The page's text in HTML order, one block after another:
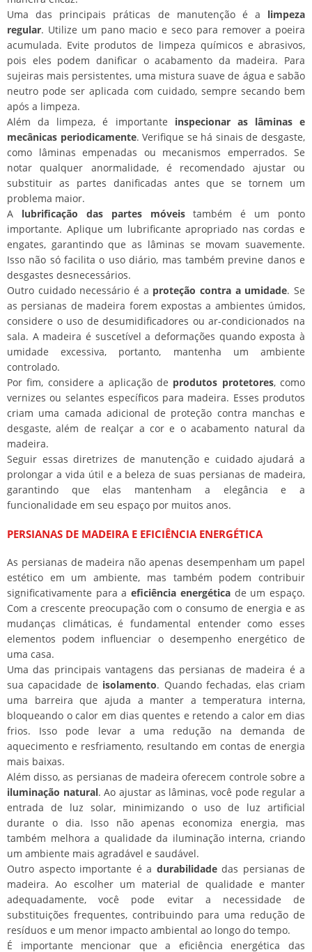
Uma das principais práticas de manutenção é a limpeza
regular. Utilize um pano macio e seco para remover a poeira
acumulada. Evite produtos de limpeza químicos e abrasivos,
pois eles podem danificar o acabamento da madeira. Para
sujeiras mais persistentes, uma mistura suave de água e sabão
neutro pode ser aplicada com cuidado, sempre secando bem
após a limpeza.
Além da limpeza, é importante inspecionar as lâminas e
mecânicas periodicamente. Verifique se há sinais de desgaste,
como lâminas empenadas ou mecanismos emperrados. Se
notar qualquer anormalidade, é recomendado ajustar ou
substituir as partes danificadas antes que se tornem um
problema maior.
A lubrificação das partes móveistambém é um ponto
importante. Aplique um lubrificante apropriado nas cordas e
engates, garantindo que as lâminas se movam suavemente.
Isso não só facilita o uso diário, mas também previne danos e
desgastes desnecessários.
Outro cuidado necessário é a proteção contra a umidade. Se
as persianas de madeira forem expostas a ambientes úmidos,
considere o uso de desumidificadores ou ar-condicionados na
sala. A madeira é suscetível a deformações quando exposta à
umidade excessiva, portanto, mantenha um ambiente
controlado.
Por fim, considere a aplicação de produtos protetores, como
vernizes ou selantes específicos para madeira. Esses produtos
criam uma camada adicional de proteção contra manchas e
desgaste, além de realçar a cor e o acabamento natural da
madeira.
Seguir essas diretrizes de manutenção e cuidado ajudará a
prolongar a vida útil e a beleza de suas persianas de madeira,
garantindo que elas mantenham a elegância e a
funcionalidade em seu espaço por muitos anos.
PERSIANAS DE MADEIRA E EFICIÊNCIA ENERGÉTICA
As persianas de madeira não apenas desempenham um papel
estético em um ambiente, mas também podem contribuir
significativamente para aeficiência energéticade um espaço.
Com a crescente preocupação com o consumo de energia e as
mudanças climáticas, é fundamental entender como esses
elementos podem influenciar o desempenho energético de
uma casa.
Uma das principais vantagens das persianas de madeira é a
sua capacidade de isolamento. Quando fechadas, elas criam
uma barreira que ajuda a manter a temperatura interna,
bloqueando o calor em dias quentes e retendo a calor em dias
frios. Isso pode levar a uma redução na demanda de
aquecimento e resfriamento, resultando em contas de energia
mais baixas.
Além disso, as persianas de madeira oferecem controle sobre a
iluminação natural. Ao ajustar as lâminas, você pode regular a
entrada de luz solar, minimizando o uso de luz artificial
durante o dia. Isso não apenas economiza energia, mas
também melhora a qualidade da iluminação interna, criando
um ambiente mais agradável e saudável.
Outro aspecto importante é a durabilidadedas persianas de
madeira. Ao escolher um material de qualidade e manter
adequadamente, você pode evitar a necessidade de
substituições frequentes, contribuindo para uma redução de
resíduos e um menor impacto ambiental ao longo do tempo.
É importante mencionar que a eficiência energética das